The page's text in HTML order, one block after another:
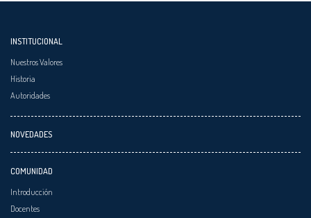
INSTITUCIONAL
Nuestros Valores
Historia
Autoridades
NOVEDADES
COMUNIDAD
Introducción
Docentes